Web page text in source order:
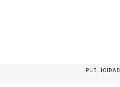
PUBLICIDAD